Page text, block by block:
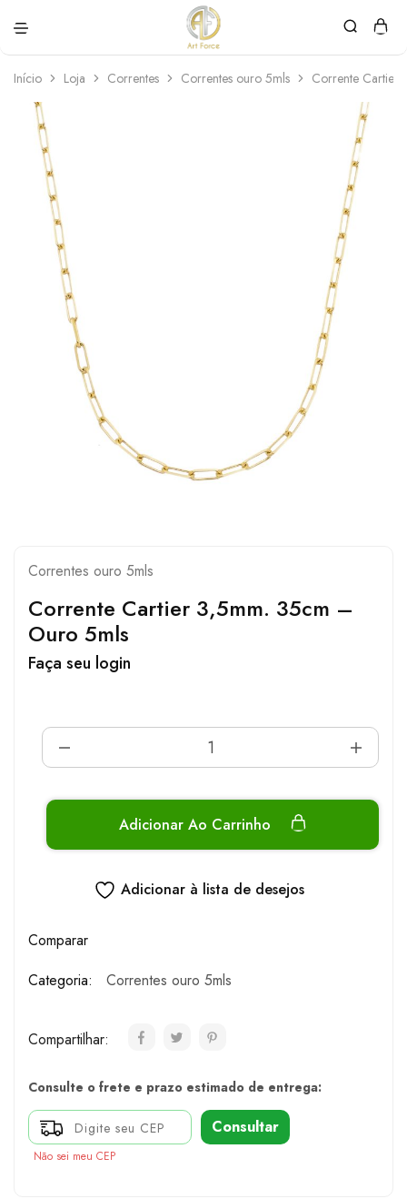
Force
personalizadas
Início Loja Correntes Correntes ouro 5mls Corrente Cartier
Correntes ouro 5mls
Corrente Cartier 3,5mm. 35cm –
Ouro 5mls
Faça seu login
Adicionar Ao Carrinho
Adicionar à lista de desejos
Comparar
Categoria:
Correntes ouro 5mls
Compartilhar:
Consulte o frete e prazo estimado de entrega:
Consultar
Não sei meu CEP